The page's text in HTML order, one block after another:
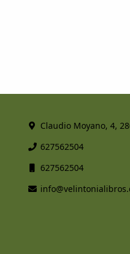
Claudio Moyano, 4,
627562504
627562504